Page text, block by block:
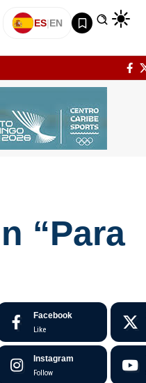
ES|EN
“Para
Facebook
Like
Instagram
Follow